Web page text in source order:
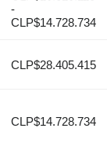
-
CLP$14.728.734
CLP$28.405.415
CLP$14.728.734